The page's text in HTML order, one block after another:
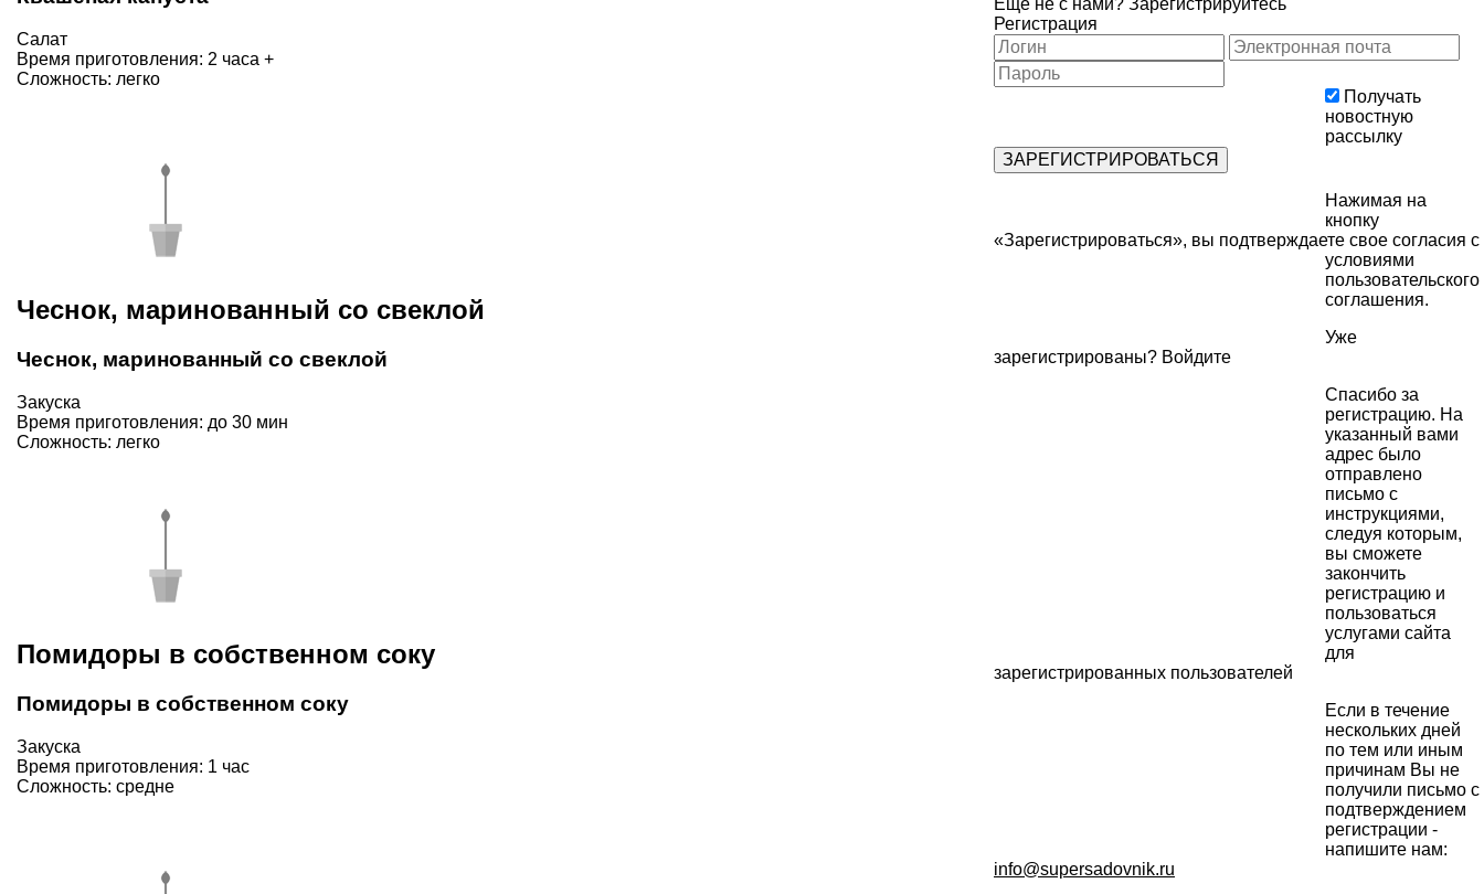
Салат
Время приготовления: 2 часа +
Сложность: легко
Чеснок, маринованный со свеклой
Чеснок, маринованный со свеклой
Закуска
Время приготовления: до 30 мин
Сложность: легко
Помидоры в собственном соку
Помидоры в собственном соку
Закуска
Время приготовления: 1 час
Сложность: средне
Ещё не с нами? Зарегистрируйтесь
Регистрация
Получать
новостную
рассылку
Нажимая на
кнопку
«Зарегистрироваться», вы подтверждаете свое согласия с
условиями
пользовательского
соглашения.
Уже
зарегистрированы? Войдите
Спасибо за
регистрацию. На
указанный вами
адрес было
отправлено
письмо с
инструкциями,
следуя которым,
вы сможете
закончить
регистрацию и
пользоваться
услугами сайта
для
зарегистрированных пользователей
Если в течение
нескольких дней
по тем или иным
причинам Вы не
получили письмо с
подтверждением
регистрации -
напишите нам:
info@supersadovnik.ru